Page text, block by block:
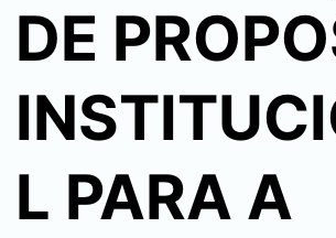
DE
L PARA A